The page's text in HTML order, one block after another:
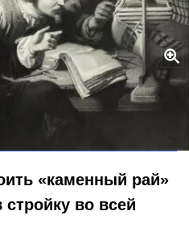
как из фальшивых фасадов и
каменный Петербург
Nekrasov / Russian Look
«каменный рай»
стройку во всей